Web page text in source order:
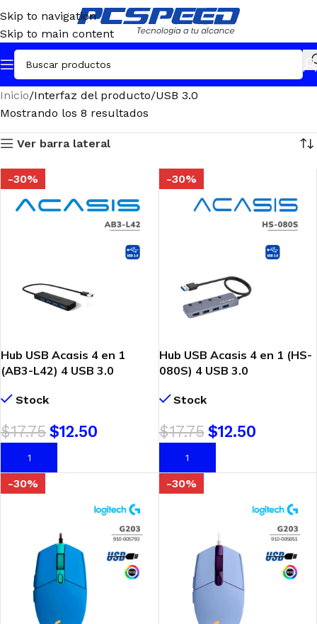
Skip to navigation
Skip to main content
Inicio Interfaz del producto USB 3.0
Mostrando los 8 resultados
Ver barra lateral
-30%
Hub USB Acasis 4 en 1
(AB3-L42) 4 USB 3.0
Stock
$17.75$12.50
AÑADIR AL CARRITO
-30%
Hub USB Acasis 4 en 1 (HS-
080S) 4 USB 3.0
Stock
$17.75 $12.50
AÑADIR AL CARRITO
-30% -30%